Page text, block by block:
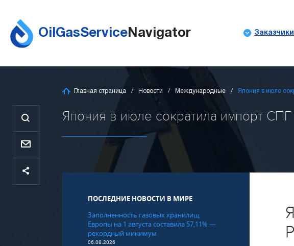
OilGasService Navigator Заказчики
Главная страница Новости Международные Япония в июле
Япония в июле сократила импорт
ПОСЛЕДНИЕ НОВОСТИ В МИРЕ
Заполненность газовых хранилищ
Европы на 1 августа составила 57,11% —
рекордный минимум
06.08.2026